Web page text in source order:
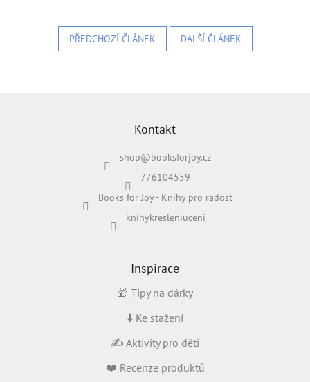
PŘEDCHOZÍ ČLÁNEK DALŠÍ ČLÁNEK
Kontakt
shop@booksforjoy.cz
776104559
Books for Joy - Knihy pro radost
knihykresleniuceni
Inspirace
🎁 Tipy na dárky
⬇️ Ke stažení
✍️ Aktivity pro děti
❤️ Recenze produktů